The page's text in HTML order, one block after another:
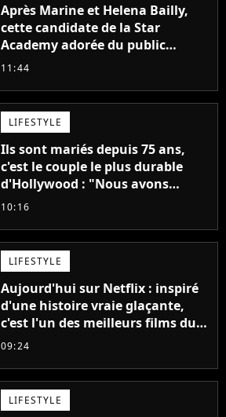
Après Marine et Helena Bailly,
cette candidate de la Star
Academy adorée du public
annonce son premier album,
11:44
LIFESTYLE
Ils sont mariés depuis 75 ans,
c'est le couple le plus durable
d'Hollywood : "Nous avons
avancé jour après jour, et les
décennies"
10:16
LIFESTYLE
Aujourd'hui sur Netflix : inspiré
d'une histoire vraie glaçante,
c'est l'un des meilleurs films du
21ème siècle
09:24
LIFESTYLE